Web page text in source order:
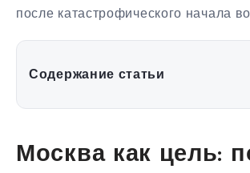
после катастрофического начала
Содержание статьи
Москва как цель: